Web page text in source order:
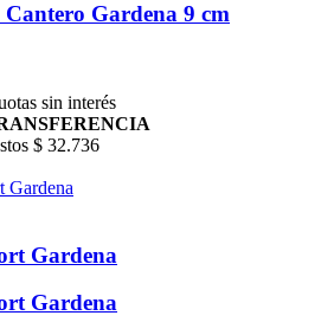
Gardena 9 cm
sin interés
$ 32.736
Gardena
Gardena